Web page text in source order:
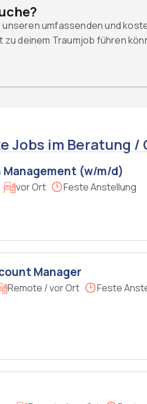
umfassenden und
deinem Traumjob führen
Jobs im Beratung /
(w/m/d)
vor Ort Feste Anstellung
Manager
Remote / vor Ort Feste